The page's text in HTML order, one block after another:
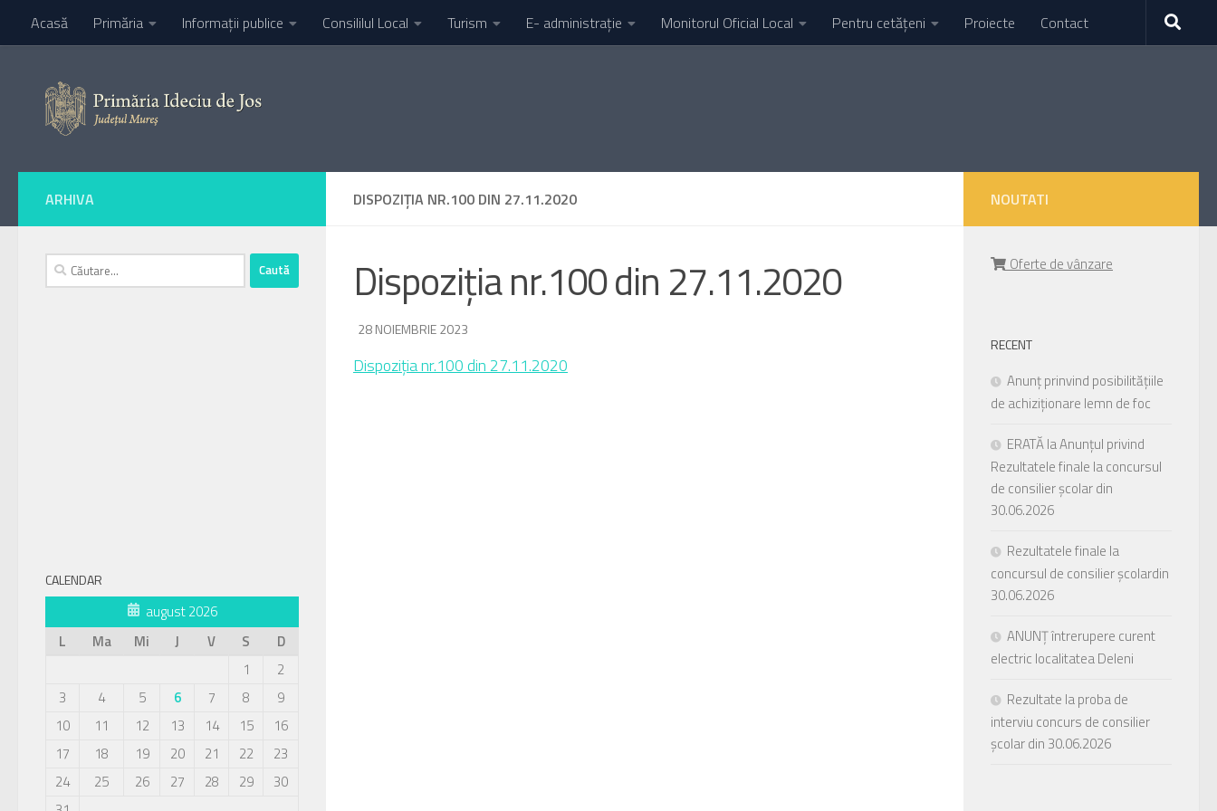
Skip to content
Acasă Primăria Informaţii publice Consililul Local Turism E- administrație Monitorul Oficial Local Pentru cetățeni Proiecte Contact
DISPOZIȚIA NR.100 DIN 27.11.2020
Dispoziția nr.100 din 27.11.2020
DE·
28 NOIEMBRIE 2023
Dispoziția nr.100 din 27.11.2020
ARHIVA
Caută
după:
CALENDAR
august 2026
L
Ma Mi J V S
D
1
2
3
4 5 6 7 8
9
10
11 12 13 14 15
16
17
18 19 20 21 22
23
24
25 26 27 28 29
30
NOUTATI
Oferte de vânzare
RECENT
Anunț prinvind posibilitățiile
de achiziționare lemn de foc
ERATĂ la Anunțul privind
Rezultatele finale la concursul
de consilier școlar din
30.06.2026
Rezultatele finale la
concursul de consilier școlardin
30.06.2026
ANUNȚ întrerupere curent
electric localitatea Deleni
Rezultate la proba de
interviu concurs de consilier
școlar din 30.06.2026